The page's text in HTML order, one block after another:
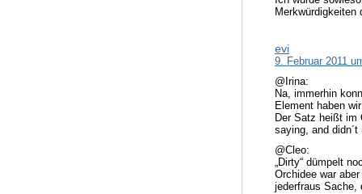
evi
9. Februar 2011
@Irina:
Na, immerhin
Element haben
Der Satz heißt im
saying, and
@Cleo:
„Dirty“ dümpelt
Orchidee war
jederfraus